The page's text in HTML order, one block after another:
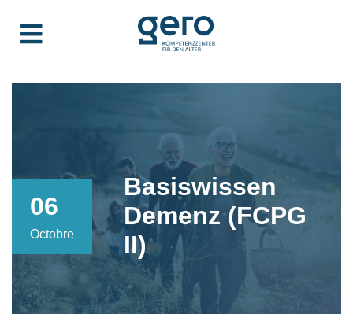
06
Octobre
Basiswissen
Demenz (FCPG
II)